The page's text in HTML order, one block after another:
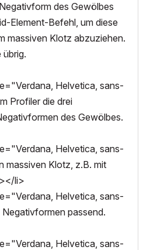
des Gewölbes
Element-Befehl, um diese
massiven Klotz abzuziehen.
übrig.
Helvetica, sans-
Profiler die drei
des Gewölbes.
Helvetica, sans-
massiven Klotz, z.B. mit
li>
Helvetica, sans-
passend.
Helvetica, sans-